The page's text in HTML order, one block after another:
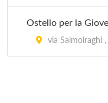
Consolato del
vicolo Calusca
Ostello per la
via Salmoiraghi